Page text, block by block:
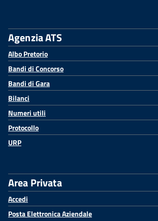
Agenzia ATS
Albo Pretorio
Bandi di Concorso
Bandi di Gara
Bilanci
Numeri utili
Protocollo
URP
Area Privata
Accedi
Posta Elettronica Aziendale